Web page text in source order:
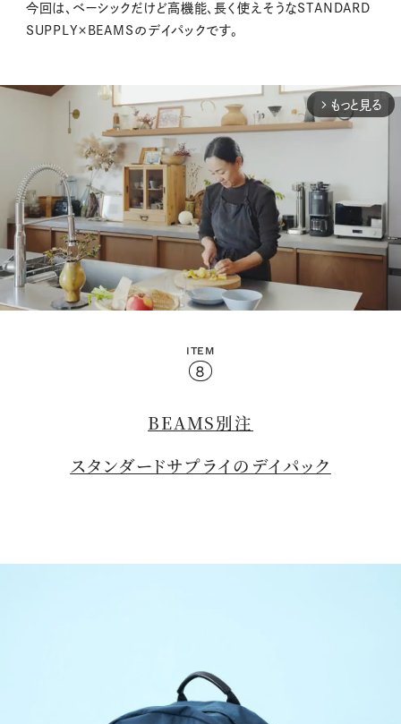
今回は、ベーシックだけど高機能、長く使えそうなSTANDARD
SUPPLY×BEAMSのデイパックです。
arrow_forward_ios もっと見る
ITEM
8
BEAMS別注
スタンダードサプライのデイパック